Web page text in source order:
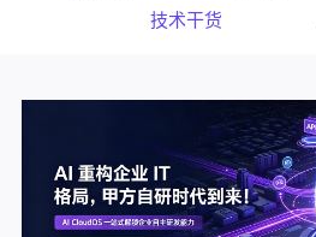
技术干货